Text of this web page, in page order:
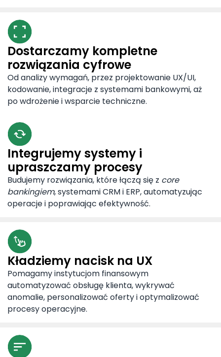
Dostarczamy kompletne
rozwiązania cyfrowe
Od analizy wymagań, przez projektowanie UX/UI,
kodowanie, integracje z systemami bankowymi, aż
po wdrożenie i wsparcie techniczne.
Integrujemy systemy i
upraszczamy procesy
Budujemy rozwiązania, które łączą się z core
bankingiem, systemami CRM i ERP, automatyzując
operacje i poprawiając efektywność.
Kładziemy nacisk na UX
Pomagamy instytucjom finansowym
automatyzować obsługę klienta, wykrywać
anomalie, personalizować oferty i optymalizować
procesy operacyjne.